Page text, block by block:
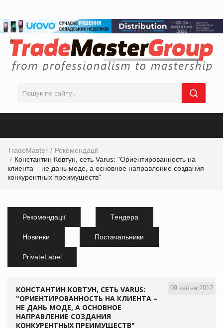
TradeMaster
Рекомендації
Константин Ковтун, сеть Varus: "Ориентированность на
клиента – не дань моде, а основное направление создания
конкурентных преимуществ"
Рекомендації Тендера
Новинки Постачальники
PrivateLabel
09 квітня 2012
КОНСТАНТИН КОВТУН, СЕТЬ VARUS:
"ОРИЕНТИРОВАННОСТЬ НА КЛИЕНТА –
НЕ ДАНЬ МОДЕ, А ОСНОВНОЕ
НАПРАВЛЕНИЕ СОЗДАНИЯ
КОНКУРЕНТНЫХ ПРЕИМУЩЕСТВ"